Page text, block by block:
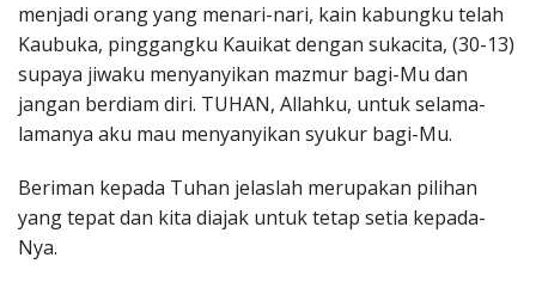
menjadi orang yang menari-nari, kain kabungku telah
Kaubuka, pinggangku Kauikat dengan sukacita, (30-13)
supaya jiwaku menyanyikan mazmur bagi-Mu dan
jangan berdiam diri. TUHAN, Allahku, untuk selama-
lamanya aku mau menyanyikan syukur bagi-Mu.
Beriman kepada Tuhan jelaslah merupakan pilihan
yang tepat dan kita diajak untuk tetap setia kepada-
Nya.